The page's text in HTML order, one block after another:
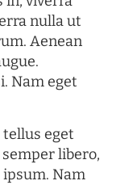
nulla ut
Aenean
Nam eget
tellus eget
libero,
Nam